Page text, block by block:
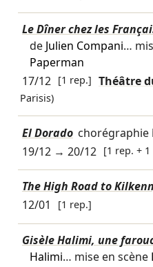
Le Dîner chez les
de Julien Compani…
Paperman
17/12 [1 rep.] Théâtre
Parisis)
El Dorado chorégraphie
19/12→ 20/12 [1 rep. +
The High Road to
12/01
[1 rep.]
Gisèle Halimi, une
Halimi… mise en scène